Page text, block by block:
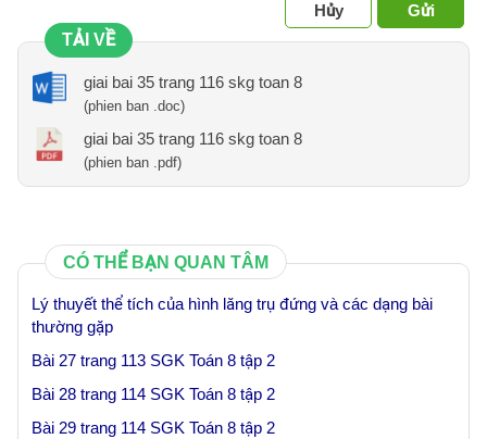
Hủy
Gửi
TẢI VỀ
giai bai 35 trang 116 skg toan 8
(phien ban .doc)
giai bai 35 trang 116 skg toan 8
(phien ban .pdf)
CÓ THỂ BẠN QUAN TÂM
Lý thuyết thể tích của hình lăng trụ đứng và các dạng bài
thường gặp
Bài 27 trang 113 SGK Toán 8 tập 2
Bài 28 trang 114 SGK Toán 8 tập 2
Bài 29 trang 114 SGK Toán 8 tập 2